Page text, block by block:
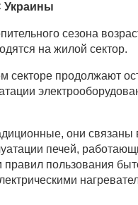
Украины
сезона
на жилой сектор.
продолжают
они связаны
печей,
правил пользования